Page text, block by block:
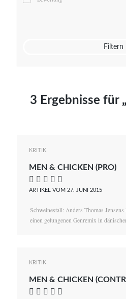
Mato von Vogelstein
Filtern
3 Ergebnisse für
KRITIK
MEN & CHICKEN (PRO)
    
ARTIKEL VOM 27. JUNI 2015
Schweinestall: Anders Thomas
einen gelungenen Genremix in
KRITIK
MEN & CHICKEN
    